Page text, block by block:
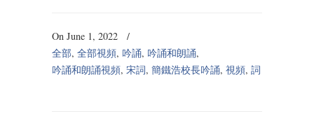
On June 1, 2022
/
全部, 全部視頻, 吟誦, 吟誦和朗誦,
吟誦和朗誦視頻, 宋詞, 簡鐵浩校長吟誦, 視頻, 詞